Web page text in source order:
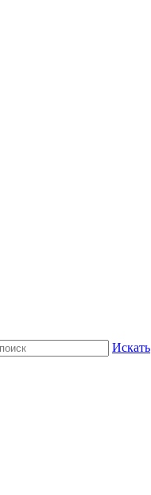
Искать